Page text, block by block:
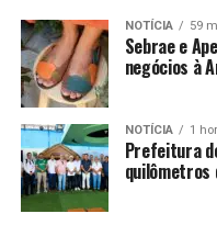
NOTÍCIA 59
Sebrae e
negócios à
NOTÍCIA 1
Prefeitura
quilômetros